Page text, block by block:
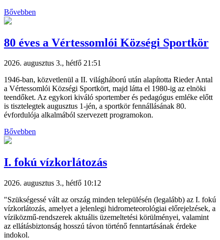
Bővebben
80 éves a Vértessomlói Községi Sportkör
2026. augusztus 3., hétfő 21:51
1946-ban, közvetlenül a II. világháború után alapította Rieder Antal
a Vértessomlói Községi Sportkört, majd látta el 1980-ig az elnöki
teendőket. Az egykori kiváló sportember és pedagógus emléke előtt
is tisztelegtek augusztus 1-jén, a sportkör fennállásának 80.
évfordulója alkalmából szervezett programokon.
Bővebben
I. fokú vízkorlátozás
2026. augusztus 3., hétfő 10:12
"Szükségessé vált az ország minden településén (legalább) az I. fokú
vízkorlátozás, amelyet a jelenlegi hidrometeorológiai előrejelzések, a
víziközmű-rendszerek aktuális üzemeltetési körülményei, valamint
az ellátásbiztonság hosszú távon történő fenntartásának érdeke
indokol.